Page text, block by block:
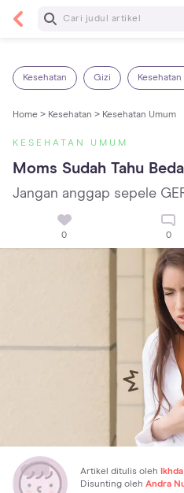
Baca Selanjutnya
Kesehatan Gizi Kesehatan
Home > Kesehatan > Kesehatan Umum
KESEHATAN UMUM
Moms Sudah Tahu
Jangan anggap sepele
0 0
Artikel ditulis oleh
Disunting oleh Andra